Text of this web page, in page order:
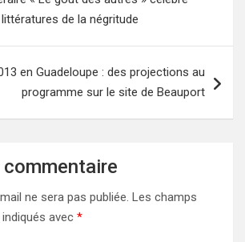
de la négritude
en Guadeloupe : des projections au
programme sur le site de Beauport
ne sera pas publiée. Les champs
avec *